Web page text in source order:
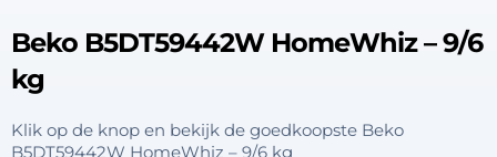
Beko B5DT59442W HomeWhiz – 9/6
kg
Klik op de knop en bekijk de goedkoopste Beko
B5DT59442W HomeWhiz – 9/6 kg